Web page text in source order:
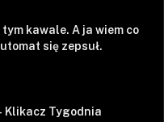
tym kawale. A ja wiem co
się zepsuł.
Klikacz Tygodnia